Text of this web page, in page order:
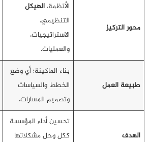
محور التركيز
الأنظمة، الهيكل
التنظيمي،
الاستراتيجيات،
والعمليات.
طبيعة العمل
بناء الماكينة؛ أي وضع
الخطط والسياسات
وتصميم المسارات.
الهدف
تحسين أداء المؤسسة
ككل وحل مشكلاتها